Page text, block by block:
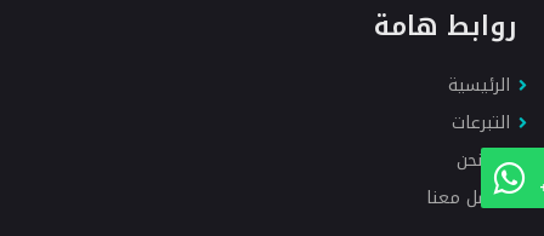
روابط هامة
الرئيسية
التبرعات
من نحن
تواصل معنا